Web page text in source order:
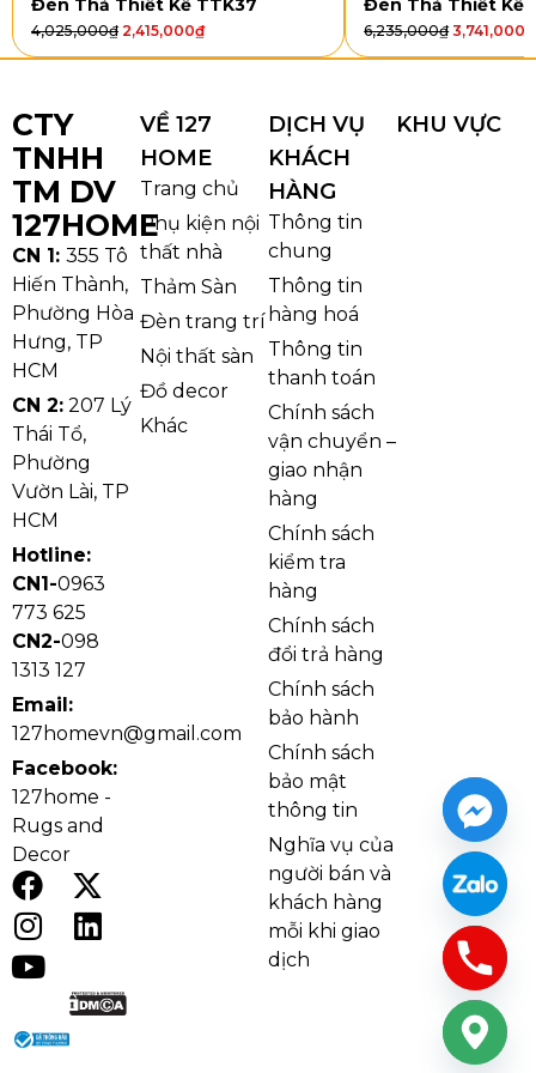
Đèn Thả Thiết Kế TTK20
nổi bật với dáng chao tròn
bản rộng, tỷ lệ cân đối giúp treo lên nhìn “đầy” vừa
bề mặt đan lớp tinh tế, khi sáng lên cho cảm giác ấm
áp và có chiều sâu, rất phù hợp để làm điểm nhấn ở
khu vực sinh hoạt chung.
Kích thước Đèn Thả Thiết Kế TTK203
Tông màu tự nhiên của mây tre kết hợp dây treo/đế
trần màu đen tạo sự tương phản nhẹ, giúp mẫu đèn
hợp với nhiều nền tường và nội thất: từ gỗ sáng,
tường trắng tối giản đến các không gian mang hơi
hướng nhiệt đới. Khi dùng bóng E27 ánh vàng,
không gian sẽ dễ chịu hơn, tạo cảm giác thư giãn và
gần gũi.
Đèn Thả Thiết Kế TTK37
4,025,000₫ 2,415,000₫
Đèn Thả Thiết Kế
6,235,000₫ 3,741,000
CTY
TNHH
TM DV
127HOME
CN 1: 355 Tô
Hiến Thành,
Phường Hòa
Hưng, TP
HCM
CN 2: 207 Lý
Thái Tổ,
Phường
Vườn Lài, TP
HCM
Hotline:
CN1-0963
773 625
CN2-098
1313 127
Email:
127homevn@gmail.com
Facebook:
127home -
Rugs and
Decor
VỀ 127
HOME
Trang chủ
Phụ kiện nội
thất nhà
Thảm Sàn
Đèn trang trí
Nội thất sàn
Đồ decor
Khác
DỊCH VỤ
KHÁCH
HÀNG
Thông tin
chung
Thông tin
hàng hoá
Thông tin
thanh toán
Chính sách
vận chuyển –
giao nhận
hàng
Chính sách
kiểm tra
hàng
Chính sách
đổi trả hàng
Chính sách
bảo hành
Chính sách
bảo mật
thông tin
Nghĩa vụ của
người bán và
khách hàng
mỗi khi giao
dịch
KHU VỰC